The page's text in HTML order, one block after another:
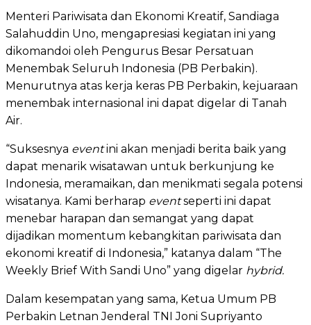
Menteri Pariwisata dan Ekonomi Kreatif, Sandiaga
Salahuddin Uno, mengapresiasi kegiatan ini yang
dikomandoi oleh Pengurus Besar Persatuan
Menembak Seluruh Indonesia (PB Perbakin).
Menurutnya atas kerja keras PB Perbakin, kejuaraan
menembak internasional ini dapat digelar di Tanah
Air.
“Suksesnya eventini akan menjadi berita baik yang
dapat menarik wisatawan untuk berkunjung ke
Indonesia, meramaikan, dan menikmati segala potensi
wisatanya. Kami berharap eventseperti ini dapat
menebar harapan dan semangat yang dapat
dijadikan momentum kebangkitan pariwisata dan
ekonomi kreatif di Indonesia,” katanya dalam “The
Weekly Brief With Sandi Uno” yang digelar hybrid.
Dalam kesempatan yang sama, Ketua Umum PB
Perbakin Letnan Jenderal TNI Joni Supriyanto